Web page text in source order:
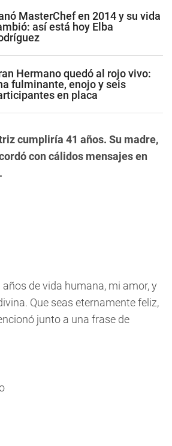
MasterChef en 2014 y su vida
así está hoy Elba
Hermano quedó al rojo vivo:
fulminante, enojo y seis
en placa
cumpliría 41 años. Su madre,
con cálidos mensajes en
de vida humana, mi amor, y
Que seas eternamente feliz,
junto a una frase de